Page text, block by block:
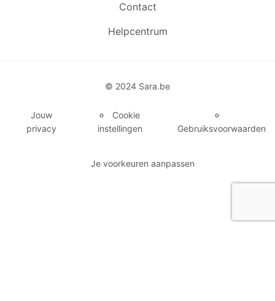
Contact
Helpcentrum
© 2024 Sara.be
Jouw
privacy
Cookie
instellingen
Gebruiksvoorwaarden
Je voorkeuren aanpassen